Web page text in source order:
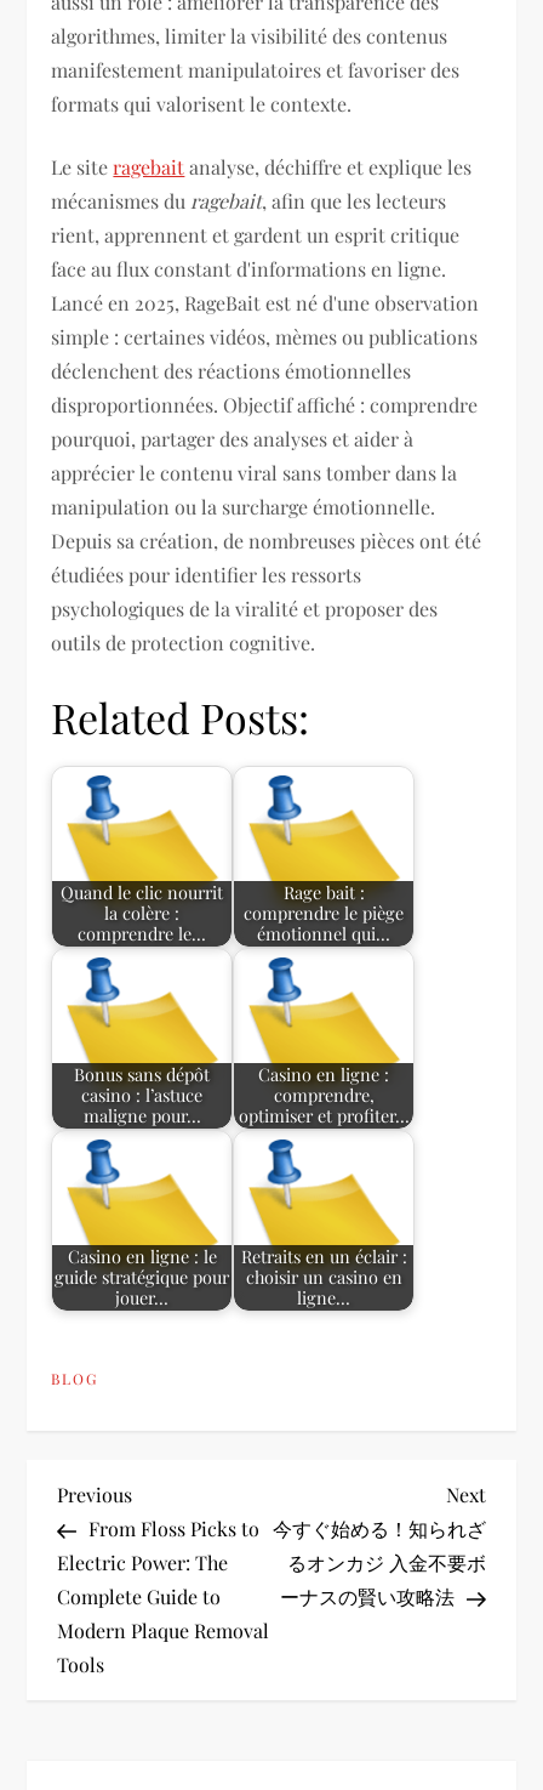
algorithmes, limiter la visibilité des contenus
manifestement manipulatoires et favoriser des
formats qui valorisent le contexte.
Le siteragebaitanalyse, déchiffre et explique les
mécanismes du ragebait, afin que les lecteurs
rient, apprennent et gardent un esprit critique
face au flux constant d'informations en ligne.
Lancé en 2025, RageBait est né d'une observation
simple : certaines vidéos, mèmes ou publications
déclenchent des réactions émotionnelles
disproportionnées. Objectif affiché : comprendre
pourquoi, partager des analyses et aider à
apprécier le contenu viral sans tomber dans la
manipulation ou la surcharge émotionnelle.
Depuis sa création, de nombreuses pièces ont été
étudiées pour identifier les ressorts
psychologiques de la viralité et proposer des
outils de protection cognitive.
Related Posts:
Quand le clic nourrit
la colère :
comprendre le…
Rage bait :
comprendre le piège
émotionnel qui…
Bonus sans dépôt
casino : l’astuce
maligne pour…
Casino en ligne :
comprendre,
optimiser et profiter…
Casino en ligne : le
guide stratégique pour
jouer…
Retraits en un éclair :
choisir un casino en
ligne…
BLOG
P
o
s
t
Previous
Post
Previous
From Floss Picks to
Electric Power: The
Complete Guide to
Modern Plaque Removal
Tools
Next
Post
Next
今すぐ始める！知られざ
るオンカジ 入金不要ボ
ーナスの賢い攻略法